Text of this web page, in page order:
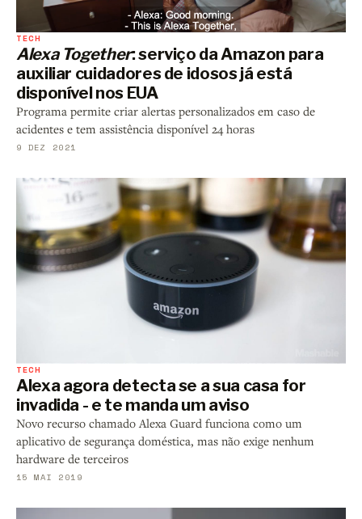
TECH
Alexa Together: serviço da Amazon para
auxiliar cuidadores de idosos já está
disponível nos EUA
Programa permite criar alertas personalizados em caso de
acidentes e tem assistência disponível 24 horas
9 DEZ 2021
TECH
Alexa agora detecta se a sua casa for
invadida - e te manda um aviso
Novo recurso chamado Alexa Guard funciona como um
aplicativo de segurança doméstica, mas não exige nenhum
hardware de terceiros
15 MAI 2019